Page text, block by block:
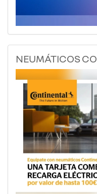
NEUMÁTICOS